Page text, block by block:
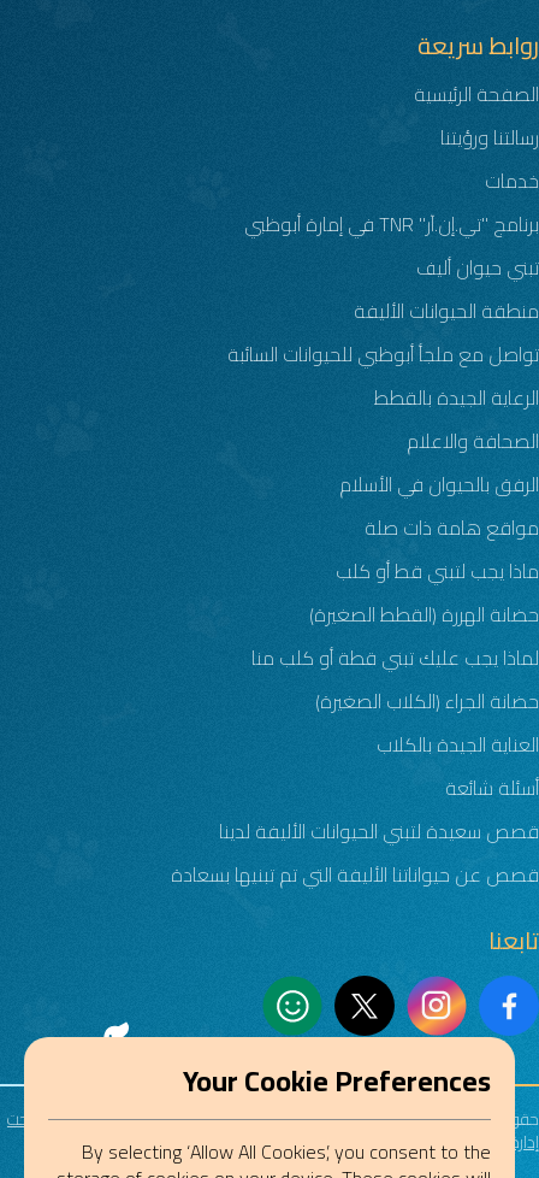
روابط سريعة
الصفحة الرئيسية
رسالتنا ورؤيتنا
خدمات
برنامج "تي.إن.آر" TNR في إمارة أبوظبي
تبني حيوان أليف
منطقة الحيوانات الأليفة
تواصل مع ملجأ أبوظبي للحيوانات السائبة
الرعاية الجيدة بالقطط
الصحافة والاعلام
الرفق بالحيوان في الأسلام
مواقع هامة ذات صلة
ماذا يجب لتبني قط أو كلب
حضانة الهررة (القطط الصغيرة)
لماذا يجب عليك تبني قطة أو كلب منا
حضانة الجراء (الكلاب الصغيرة)
العناية الجيدة بالكلاب
أسئلة شائعة
قصص سعيدة لتبني الحيوانات الأليفة لدينا
قصص عن حيواناتنا الأليفة التي تم تبنيها بسعادة
تابعنا
حقوق الطبع والنشر © 2026 ملجأ أبوظبي للحيوانات السائبة. كل الحقوق محفوظة. تحت
إدارة مستشفى أبوظبي للصقور
Your Cookie Preferences
By selecting ‘Allow All Cookies’, you consent to the